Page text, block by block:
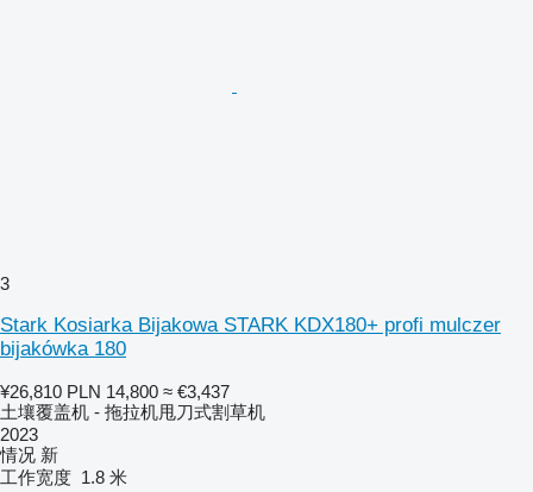
3
Stark Kosiarka Bijakowa STARK KDX180+ profi mulczer
bijakówka 180
¥26,810 PLN 14,800 ≈ €3,437
土壤覆盖机 - 拖拉机甩刀式割草机
2023
情况 新
工作宽度 1.8 米